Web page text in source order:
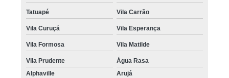
Tatuapé Vila Carrão
Vila Curuçá Vila Esperança
Vila Formosa Vila Matilde
Vila Prudente
Água Rasa
Alphaville
Arujá